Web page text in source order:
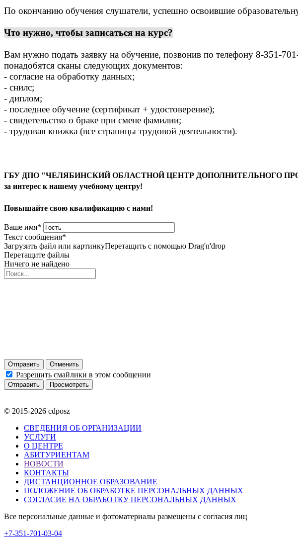
По окончанию обучения слушатели, успешно освоившие
Что нужно, чтобы записаться на курс?
Вам нужно подать заявку на обучение, позвонив по телефону 8-351-
понадобятся сканы следующих документов:
- согласие на обработку данных;
- снилс;
- диплом;
- последнее обучение (сертификат + удостоверение);
- свидетельство о браке при смене фамилии;
- трудовая книжка (все страницы трудовой деятельности).
ГБУ ДПО "ЧЕЛЯБИНСКИЙ ОБЛАСТНОЙ ЦЕНТР ДОПОЛНИТЕЛЬНОГО
за интерес к нашему учебному центру!
Повышайте свою квалификацию с нами!
Ваше имя*
Текст сообщения*
Загрузить файл или картинкуПеретащить с помощью Drag'n'drop
Перетащите файлы
Ничего не найдено
Отправить Отменить
Разрешить смайлики в этом сообщении
© 2015-2026 cdposz
СВЕДЕНИЯ ОБ ОРГАНИЗАЦИИ
УСЛУГИ
О ЦЕНТРЕ
АБИТУРИЕНТАМ
НОВОСТИ
КОНТАКТЫ
ДИСТАНЦИОННОЕ ОБРАЗОВАНИЕ
ПОЛОЖЕНИЕ ОБ ОБРАБОТКЕ ПЕРСОНАЛЬНЫХ ДАННЫХ
СОГЛАСИЕ НА ОБРАБОТКУ ПЕРСОНАЛЬНЫХ ДАННЫХ
Все персональные данные и фотоматериалы размещены с согласия лиц
+7-351-701-03-04